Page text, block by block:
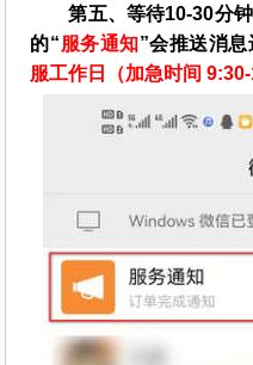
第五、等待10-30分
的“服务通知”会推送消息
服工作日（加急时间 9:30-